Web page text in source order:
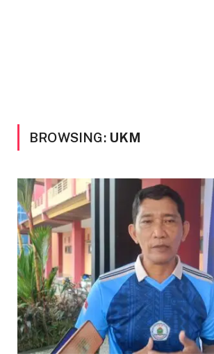
BROWSING: UKM